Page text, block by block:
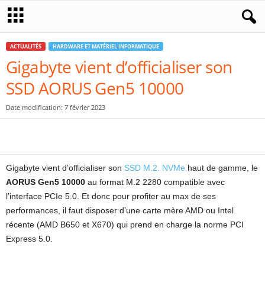
ACTUALITÉS HARDWARE ET MATÉRIEL INFORMATIQUE
Gigabyte vient d’officialiser son
SSD AORUS Gen5 10000
Date modification: 7 février 2023
Gigabyte vient d’officialiser son SSD M.2. NVMe haut de gamme, le
AORUS Gen5 10000 au format M.2 2280 compatible avec
l’interface PCIe 5.0. Et donc pour profiter au max de ses
performances, il faut disposer d’une carte mère AMD ou Intel
récente (AMD B650 et X670) qui prend en charge la norme PCI
Express 5.0.